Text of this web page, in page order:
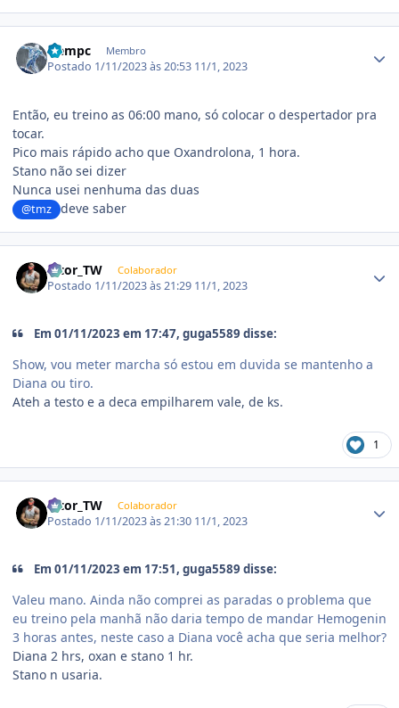
icempc Membro
Postado 1/11/2023 às 20:53 11/1, 2023
Então, eu treino as 06:00 mano, só colocar o despertador pra
tocar.
Pico mais rápido acho que Oxandrolona, 1 hora.
Stano não sei dizer
Nunca usei nenhuma das duas
@tmz deve saber
Vitor_TW Colaborador
Postado 1/11/2023 às 21:29 11/1, 2023
Em 01/11/2023 em 17:47, guga5589 disse:
Show, vou meter marcha só estou em duvida se mantenho a
Diana ou tiro.
Ateh a testo e a deca empilharem vale, de ks.
1
Vitor_TW Colaborador
Postado 1/11/2023 às 21:30 11/1, 2023
Em 01/11/2023 em 17:51, guga5589 disse:
Valeu mano. Ainda não comprei as paradas o problema que
eu treino pela manhã não daria tempo de mandar Hemogenin
3 horas antes, neste caso a Diana você acha que seria melhor?
Diana 2 hrs, oxan e stano 1 hr.
Stano n usaria.